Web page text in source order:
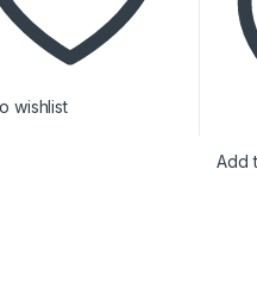
wishlist
Add